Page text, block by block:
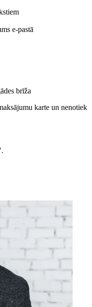
e-pastā
brīža
karte un nenotiek